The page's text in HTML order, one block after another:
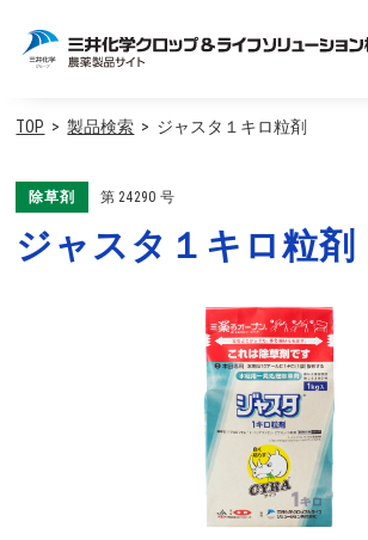
TOP 製品検索 ジャスタ１キロ粒剤
除草剤 第 24290 号
ジャスタ１キロ粒剤